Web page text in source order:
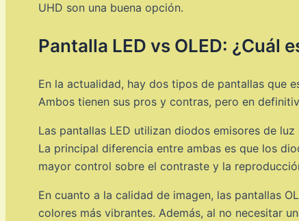
UHD son una buena opción.
Pantalla LED vs OLED: ¿Cuál
En la actualidad, hay dos tipos de pantallas que
Ambos tienen sus pros y contras, pero en
Las pantallas LED utilizan diodos emisores de
La principal diferencia entre ambas es que los
mayor control sobre el contraste y la
En cuanto a la calidad de imagen, las pantallas
colores más vibrantes. Además, al no necesitar